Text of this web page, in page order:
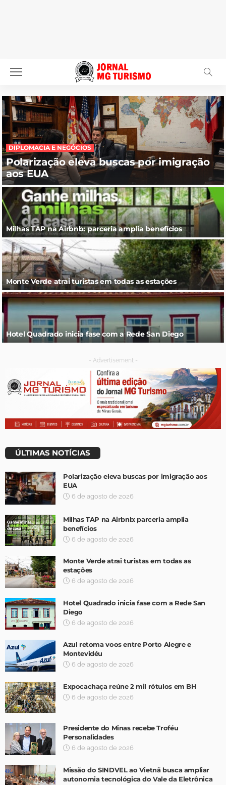
DIPLOMACIA E NEGÓCIOS
Polarização eleva buscas por imigração
aos EUA
Milhas TAP na Airbnb: parceria amplia benefícios
Monte Verde atrai turistas em todas as estações
Hotel Quadrado inicia fase com a Rede San Diego
- Advertisement -
ÚLTIMAS NOTÍCIAS
Polarização eleva buscas por imigração aos
EUA
6 de agosto de 2026
Milhas TAP na Airbnb: parceria amplia
benefícios
6 de agosto de 2026
Monte Verde atrai turistas em todas as
estações
6 de agosto de 2026
Hotel Quadrado inicia fase com a Rede San
Diego
6 de agosto de 2026
Azul retoma voos entre Porto Alegre e
Montevidéu
6 de agosto de 2026
Expocachaça reúne 2 mil rótulos em BH
6 de agosto de 2026
Presidente do Minas recebe Troféu
Personalidades
6 de agosto de 2026
Missão do SINDVEL ao Vietnã busca ampliar
autonomia tecnológica do Vale da Eletrônica